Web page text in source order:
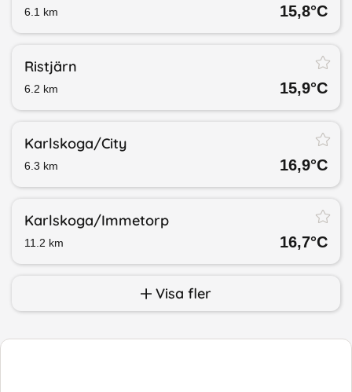
6.1 km 15,8°C
Ristjärn
6.2 km 15,9°C
Karlskoga/​City
6.3 km 16,9°C
Karlskoga/​Immetorp
11.2 km 16,7°C
Visa fler